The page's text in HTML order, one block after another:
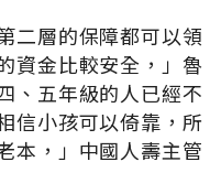
二層的保障都可以領
資金比較安全，」魯
、五年級的人已經不
信小孩可以倚靠，所
本，」中國人壽主管